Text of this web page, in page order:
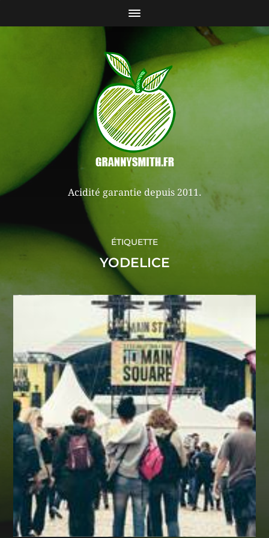
Acidité garantie depuis 2011.
ÉTIQUETTE
YODELICE